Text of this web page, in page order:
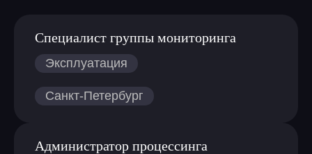
Специалист группы мониторинга
Санкт-Петербург
Администратор процессинга